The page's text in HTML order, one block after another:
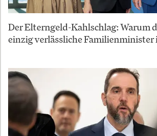
Der Elterngeld-Kahlschlag: Warum
einzig verlässliche Familienminister